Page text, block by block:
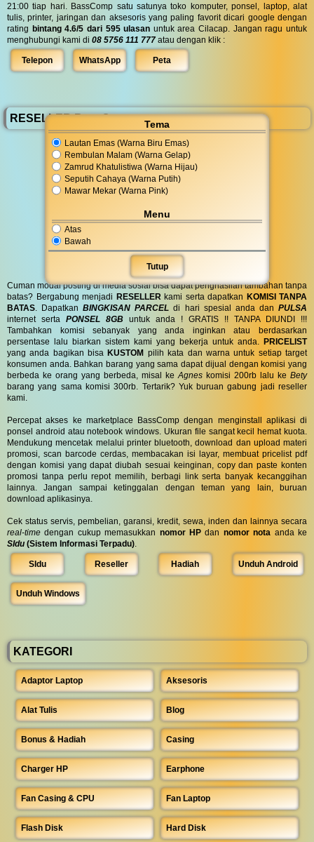
Tema
Lautan Emas (Warna Biru Emas)
Rembulan Malam (Warna Gelap)
Zamrud Khatulistiwa (Warna Hijau)
Seputih Cahaya (Warna Putih)
Mawar Mekar (Warna Pink)
Menu
Atas
Bawah
Tutup
21:00 tiap hari. BassComp satu satunya toko komputer, ponsel, laptop, alat
tulis, printer, jaringan dan aksesoris yang paling favorit dicari google dengan
rating bintang 4.6/5 dari 595 ulasan untuk area Cilacap. Jangan ragu untuk
menghubungi kami di 08 5756 111 777 atau dengan klik :
Telepon WhatsApp Peta
RESELLER BassComp
Cuman modal posting di media sosial bisa dapat penghasilan tambahan tanpa
batas? Bergabung menjadi RESELLER kami serta dapatkan KOMISI TANPA
BATAS . DapatkanBINGKISAN PARCEL di hari spesial anda danPULSA
internet serta PONSEL 8GB untuk anda ! GRATIS !! TANPA DIUNDI !!!
Tambahkan komisi sebanyak yang anda inginkan atau berdasarkan
persentase lalu biarkan sistem kami yang bekerja untuk anda. PRICELIST
yang anda bagikan bisaKUSTOM pilih kata dan warna untuk setiap target
konsumen anda. Bahkan barang yang sama dapat dijual dengan komisi yang
berbeda ke orang yang berbeda, misal ke Agnes komisi 200rb lalu ke Bety
barang yang sama komisi 300rb. Tertarik? Yuk buruan gabung jadi reseller
kami.
Percepat akses ke marketplace BassComp dengan menginstall aplikasi di
ponsel android atau notebook windows. Ukuran file sangat kecil hemat kuota.
Mendukung mencetak melalui printer bluetooth, download dan upload materi
promosi, scan barcode cerdas, membacakan isi layar, membuat pricelist pdf
dengan komisi yang dapat diubah sesuai keinginan, copy dan paste konten
promosi tanpa perlu repot memilih, berbagi link serta banyak kecanggihan
lainnya. Jangan sampai ketinggalan dengan teman yang lain, buruan
download aplikasinya.
Cek status servis, pembelian, garansi, kredit, sewa, inden dan lainnya secara
real-time dengan cukup memasukkan nomor HP dan nomor nota anda ke
SIdu (Sistem Informasi Terpadu)
SIdu Reseller Hadiah Unduh Android
Unduh Windows
KATEGORI
Adaptor Laptop Aksesoris
Alat Tulis Blog
Bonus & Hadiah Casing
Charger HP Earphone
Fan Casing & CPU Fan Laptop
Flash Disk Hard Disk